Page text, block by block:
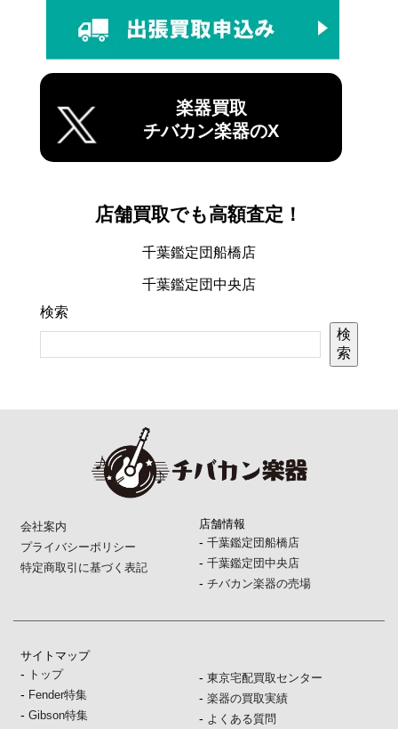
楽器買取
チバカン楽器のX
店舗買取でも高額査定！
千葉鑑定団船橋店
千葉鑑定団中央店
検索
検
索
会社案内
プライバシーポリシー
特定商取引に基づく表記
店舗情報
- 千葉鑑定団船橋店
- 千葉鑑定団中央店
- チバカン楽器の売場
サイトマップ
- トップ
- Fender特集
-Gibson特集
- 東京宅配買取センター
- 楽器の買取実績
- よくある質問